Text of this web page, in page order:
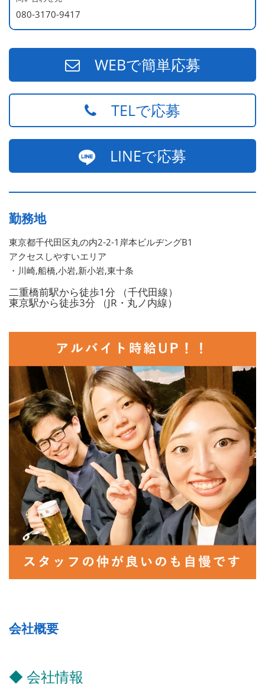
頭に3人の子供を持つ一家の大黒柱）
080-3170-9417
WEBで簡単応募
TELで応募
LINEで応募
勤務地
東京都千代田区丸の内2-2-1岸本ビルヂングB1
アクセスしやすいエリア
・川崎,船橋,小岩,新小岩,東十条
二重橋前駅から徒歩1分 （千代田線）
東京駅から徒歩3分 （JR・丸ノ内線）
会社概要
◆ 会社情報